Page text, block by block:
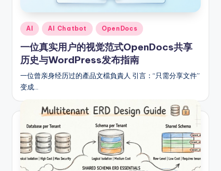
Posted
in
AI AI Chatbot OpenDocs
一位真实用户的视觉范式OpenDocs共享
历史与WordPress发布指南
一位曾亲身经历过的產品文檔負責人 引言：“只需分享文件”
变成…